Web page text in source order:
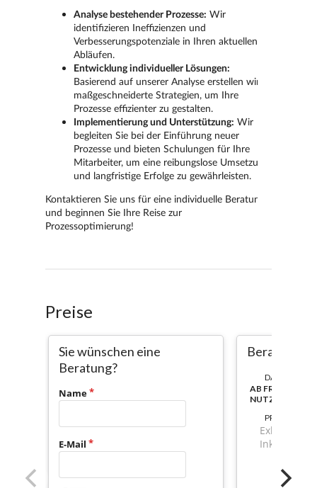
Preise
Sie wünschen eine
Beratung?
Name
E-Mail
Beratung
DAUER:
AB
NUTZBAR
PREIS
Exkl. Mwst.
Inkl. Mwst.